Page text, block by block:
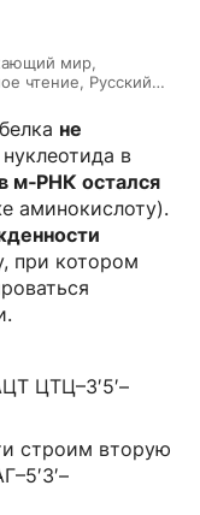
мир,
чтение, Русский
не
в
м‑РНК остался
аминокислоту).
при котором
ЦТЦ–3′5′–
строим вторую